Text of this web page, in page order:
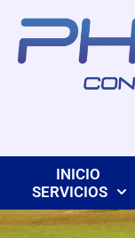
contenido
INICIO
SERVICIOS